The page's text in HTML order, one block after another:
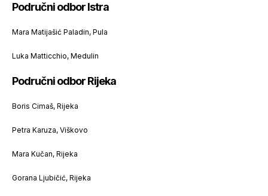
Područni odbor Istra
Mara Matijašić Paladin, Pula
Luka Matticchio, Medulin
Područni odbor Rijeka
Boris Cimaš, Rijeka
Petra Karuza, Viškovo
Mara Kučan, Rijeka
Gorana Ljubičić, Rijeka